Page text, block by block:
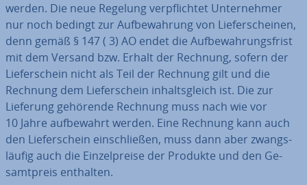
werden. Die neue Regelung ver­pflich­tet Un­ter­neh­mer
nur noch bedingt zur Auf­be­wah­rung von Lie­fer­schei­nen,
denn gemäß § 147 ( 3) AO endet die Auf­be­wah­rungs­frist
mit dem Versand bzw. Erhalt der Rechnung, sofern der
Lie­fer­schein nicht als Teil der Rechnung gilt und die
Rechnung dem Lie­fer­schein in­halts­gleich ist. Die zur
Lieferung gehörende Rechnung muss nach wie vor
10 Jahre auf­be­wahrt werden. Eine Rechnung kann auch
den Lie­fer­schein ein­schlie­ßen, muss dann aber zwangs­
läu­fig auch die Ein­zel­prei­se der Produkte und den Ge­
samt­preis enthalten.